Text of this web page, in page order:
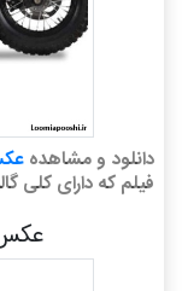
دانلود و مشاهده
فیلم که دارای